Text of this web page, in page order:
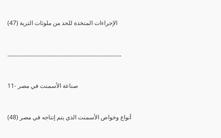
(47) الإجراءات المتخذة للحد من ملوثات التربة
.............................................................................
11- صناعة الأسمنت في مصر
(48) أنواع وخواص الأسمنت الذي يتم إنتاجه في مصر